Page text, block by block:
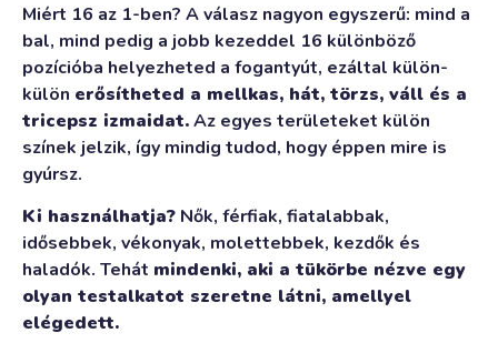
Miért 16 az 1-ben? A válasz nagyon egyszerű: mind a
bal, mind pedig a jobb kezeddel 16 különböző
pozícióba helyezheted a fogantyút, ezáltal külön-
külön erősítheted a mellkas, hát, törzs, váll és a
tricepsz izmaidat.Az egyes területeket külön
színek jelzik, így mindig tudod, hogy éppen mire is
gyúrsz.
Ki használhatja? Nők, férfiak, fiatalabbak,
idősebbek, vékonyak, molettebbek, kezdők és
haladók. Tehát mindenki, aki a tükörbe nézve egy
olyan testalkatot szeretne látni, amellyel
elégedett.